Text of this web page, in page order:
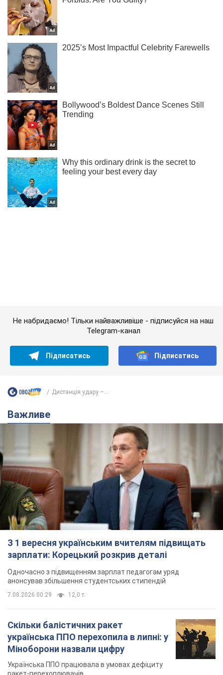
Важливе
З 1 вересня українським вчителям підвищать
зарплати: Корецький розкрив деталі
Одночасно з підвищенням зарплат педагогам уряд
анонсував збільшення студентських стипендій
7.08.2026 00:29
Скільки балістичних ракет
українська ППО перехопила в липні: у
Міноборони назвали цифру
ракет-перехоплювачів
Ауріка Ротару через суд змінила
свою пенсію, на яку раніше
жалілася: скільки отримувала
співачка
час роботи в Чернівецькій філармонії